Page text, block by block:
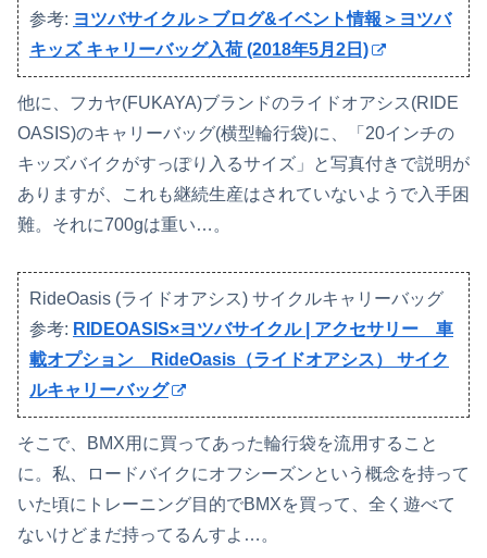
参考: ヨツバサイクル＞ブログ&イベント情報＞ヨツバ
キッズ キャリーバッグ入荷 (2018年5月2日)
他に、フカヤ(FUKAYA)ブランドのライドオアシス(RIDE
OASIS)のキャリーバッグ(横型輪行袋)に、「20インチの
キッズバイクがすっぽり入るサイズ」と写真付きで説明が
ありますが、これも継続生産はされていないようで入手困
難。それに700gは重い…。
RideOasis (ライドオアシス) サイクルキャリーバッグ
参考: RIDEOASIS×ヨツバサイクル | アクセサリー 車
載オプション RideOasis（ライドオアシス） サイク
ルキャリーバッグ
そこで、BMX用に買ってあった輪行袋を流用すること
に。私、ロードバイクにオフシーズンという概念を持って
いた頃にトレーニング目的でBMXを買って、全く遊べて
ないけどまだ持ってるんすよ…。